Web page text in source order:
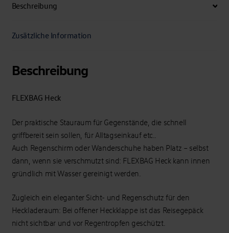
Menge
Beschreibung
Zusätzliche Information
Beschreibung
FLEXBAG Heck
Der praktische Stauraum für Gegenstände, die schnell
griffbereit sein sollen, für Alltagseinkauf etc..
Auch Regenschirm oder Wanderschuhe haben Platz – selbst
dann, wenn sie verschmutzt sind: FLEXBAG Heck kann innen
gründlich mit Wasser gereinigt werden.
Zugleich ein eleganter Sicht- und Regenschutz für den
Heckladeraum: Bei offener Heckklappe ist das Reisegepäck
nicht sichtbar und vor Regentropfen geschützt.